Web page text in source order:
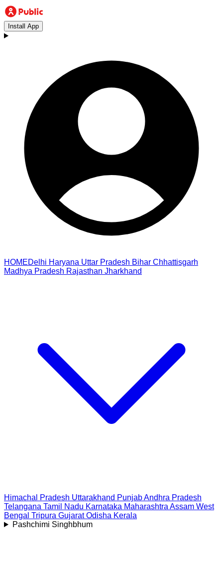
Install App
HOMEDelhi Haryana Uttar Pradesh Bihar Chhattisgarh
Madhya Pradesh Rajasthan Jharkhand
Himachal Pradesh Uttarakhand PunjabAndhra Pradesh
Telangana Tamil Nadu Karnataka Maharashtra Assam West
Bengal Tripura Gujarat Odisha Kerala
Pashchimi Singhbhum